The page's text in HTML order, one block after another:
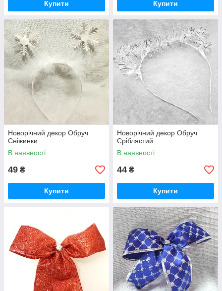
Купити Купити
Новорічний декор Обруч
Сніжинки
В наявності
49 ₴
Купити
Новорічний декор Обруч
Сріблястий
В наявності
44 ₴
Купити